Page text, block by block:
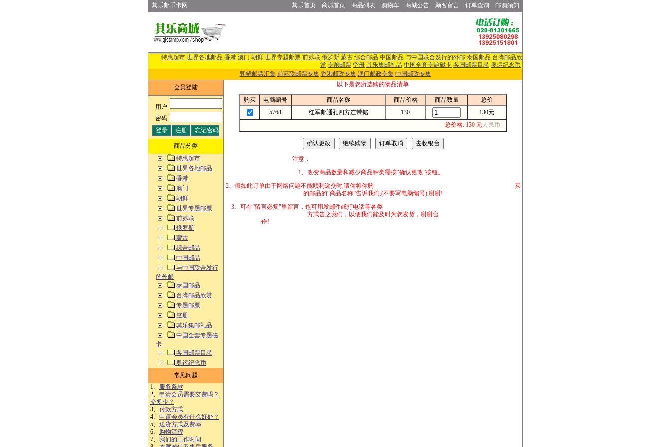
其乐邮币卡网 其乐首页 商城首页 商品列表 购物车 商城公告 顾客留言 订单查询 邮购须知
特惠超市 世界各地邮品 香港 澳门 朝鲜 世界专题邮票 前苏联 俄罗斯 蒙古 综合邮品 中国邮品 与中国联合发行的外邮 泰国邮品 台湾邮品欣
赏 专题邮票 空册 其乐集邮礼品 中国全套专题磁卡 各国邮票目录 奥运纪念币
朝鲜邮票汇集 前苏联邮票专集 香港邮政专集 澳门邮政专集 中国邮政专集
会员登陆
用户:
密码:
商品分类
特惠超市
世界各地邮品
香港
澳门
朝鲜
世界专题邮票
前苏联
俄罗斯
蒙古
综合邮品
中国邮品
与中国联合发行
的外邮
泰国邮品
台湾邮品欣赏
专题邮票
空册
其乐集邮礼品
中国全套专题磁
卡
各国邮票目录
奥运纪念币
常见问题
1、 服务条款
2、 申请会员需要交费吗？
交多少？
3、 付款方式
4、 申请会员有什么好处？
5、 送货方式及费率
6、 购物流程
7、 我们的工作时间
以下是您所选购的物品清单
购买 电脑编号 商品名称 商品价格 商品数量
总价
5768
红军邮通孔四方连带铭 130
130元
总价格: 130 元人民币
注意：
1、改变商品数量和减少商品种类需按“确认更改”按钮。
2、假如此订单由于网络问题不能顺利递交时,请你将你购 买
的邮品的“商品名称”告诉我们,(不要写电脑编号),谢谢!
3、可在“留言必复”里留言，也可用发邮件或打电话等各类
方式告之我们，以便我们能及时为您发货，谢谢合
作!